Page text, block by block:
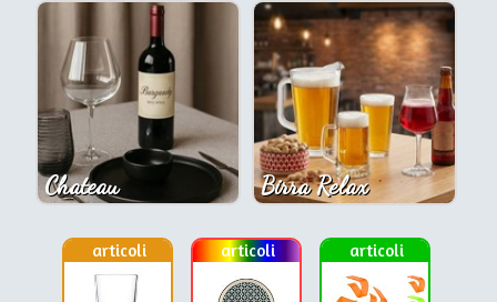
Chateau Birra Relax
articoli articoli articoli